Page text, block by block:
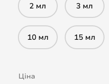
2 мл 3 мл
10 мл 15 мл
Ціна